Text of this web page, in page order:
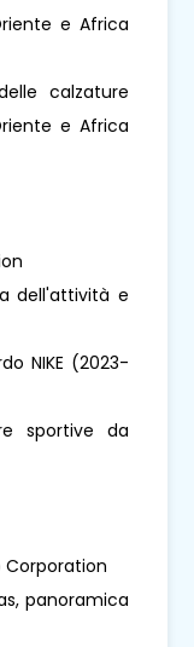
e Africa
calzature
e Africa
dell'attività e
NIKE (2023-
sportive da
Corporation
panoramica